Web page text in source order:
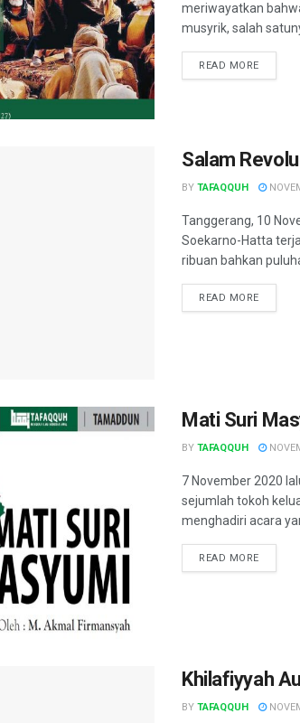
meriwayatkan
musyrik, salah
READ MORE
Salam
BY TAFAQQUH
Tanggerang, 10
Soekarno-Hatta
ribuan bahkan
READ MORE
Mati Suri
BY TAFAQQUH
7 November 2020
sejumlah tokoh
menghadiri acara
READ MORE
Khilafiyyah
BY TAFAQQUH